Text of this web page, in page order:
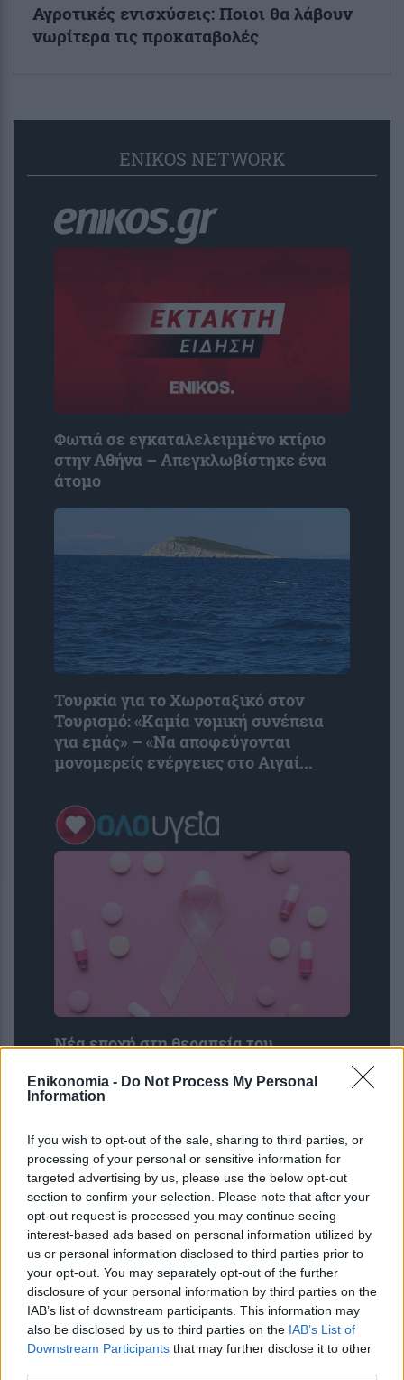
Enikonomia - Do Not Process My Personal
Information
If you wish to opt-out of the sale, sharing to third parties, or
processing of your personal or sensitive information for
targeted advertising by us, please use the below opt-out
section to confirm your selection. Please note that after your
opt-out request is processed you may continue seeing
interest-based ads based on personal information utilized by
us or personal information disclosed to third parties prior to
your opt-out. You may separately opt-out of the further
disclosure of your personal information by third parties on the
IAB’s list of downstream participants. This information may
also be disclosed by us to third parties on the IAB’s List of
Downstream Participants that may further disclose it to other
Αγροτικές ενισχύσεις: Ποιοι θα λάβουν
νωρίτερα τις προκαταβολές
ENIKOS NETWORK
Φωτιά σε εγκαταλελειμμένο κτίριο
στην Αθήνα – Απεγκλωβίστηκε ένα
άτομο
Τουρκία για το Χωροταξικό στον
Τουρισμό: «Καμία νομική συνέπεια
για εμάς» – «Να αποφεύγονται
μονομερείς ενέργειες στο Αιγαί...
Νέα εποχή στη θεραπεία του
καρκίνου του μαστού
Φαγούρα στα αυτιά: Οι πιο κοινές
αιτίες σε παιδιά και ενήλικες – Πότε
να πάτε στον γιατρό